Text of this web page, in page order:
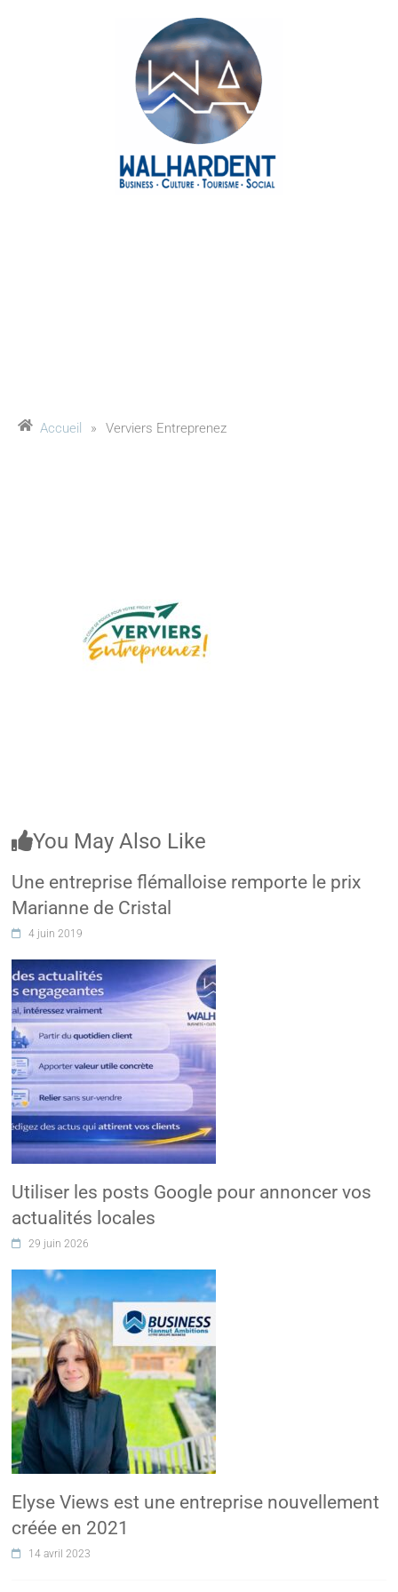
Accueil » Verviers Entreprenez
You May Also Like
Une entreprise flémalloise remporte le prix
Marianne de Cristal
4 juin 2019
Utiliser les posts Google pour annoncer vos
actualités locales
29 juin 2026
Elyse Views est une entreprise nouvellement
créée en 2021
14 avril 2023